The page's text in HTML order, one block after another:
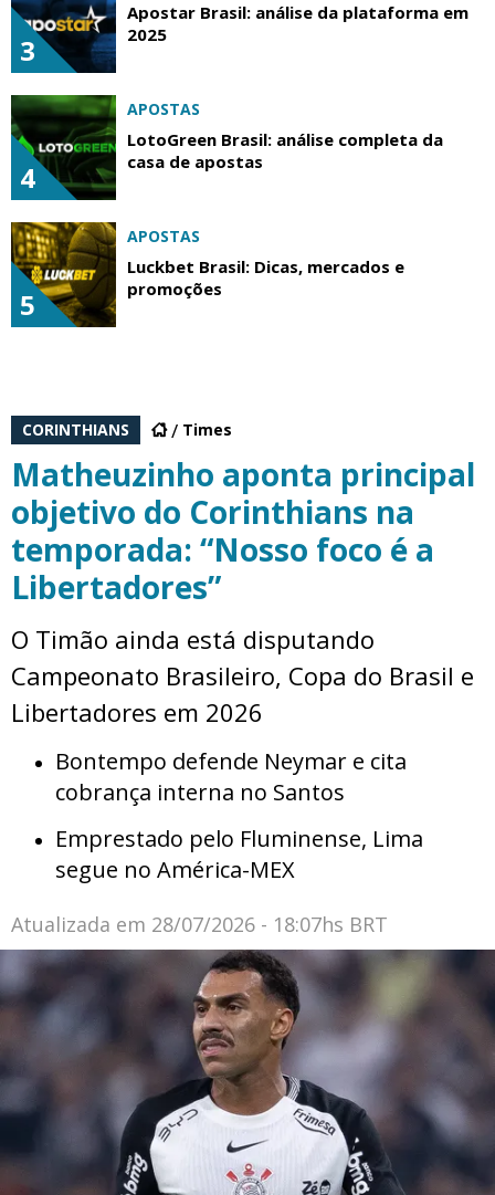
3
Apostar Brasil: análise da plataforma em
2025
4
APOSTAS
LotoGreen Brasil: análise completa da
casa de apostas
5
APOSTAS
Luckbet Brasil: Dicas, mercados e
promoções
CORINTHIANS Times
Matheuzinho aponta principal
objetivo do Corinthians na
temporada: “Nosso foco é a
Libertadores”
O Timão ainda está disputando
Campeonato Brasileiro, Copa do Brasil e
Libertadores em 2026
Bontempo defende Neymar e cita
cobrança interna no Santos
Emprestado pelo Fluminense, Lima
segue no América-MEX
Atualizada em 28/07/2026 - 18:07hs BRT